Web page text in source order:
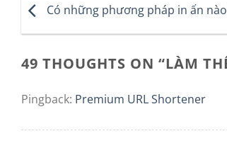
Có những phương pháp in ấn
49 THOUGHTS ON “LÀM
Pingback: Premium URL Shortener